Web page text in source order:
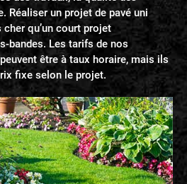
Réaliser un projet de pavé uni
qu’un court projet
bandes. Les tarifs de nos
être à taux horaire, mais ils
fixe selon le projet.